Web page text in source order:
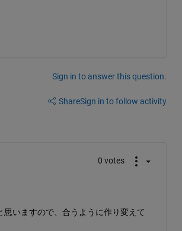
Sign in to answer this question.
ShareSign in to follow activity
0 votes
いますので、合うように作り変えて